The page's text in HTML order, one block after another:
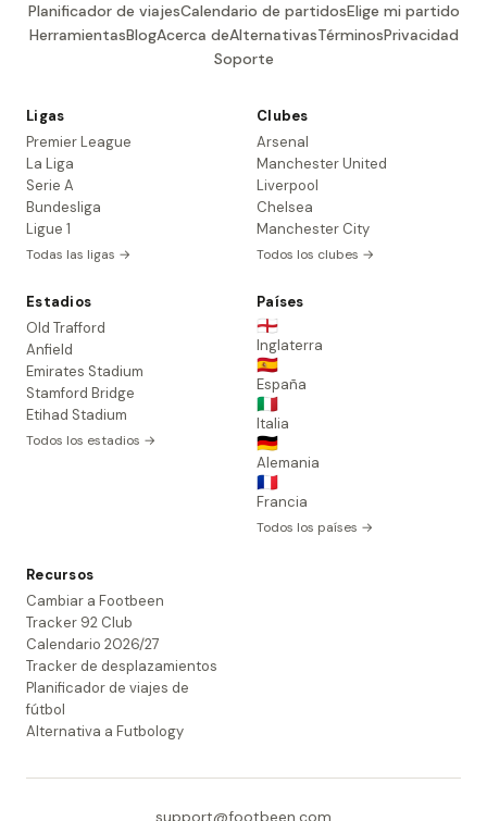
Planificador de viajesCalendario de partidosElige mi partido
HerramientasBlogAcerca deAlternativasTérminosPrivacidad
Soporte
Ligas
Premier League
La Liga
Serie A
Bundesliga
Ligue 1
Todas las ligas →
Clubes
Arsenal
Manchester United
Liverpool
Chelsea
Manchester City
Todos los clubes →
Estadios
Old Trafford
Anfield
Emirates Stadium
Stamford Bridge
Etihad Stadium
Todos los estadios →
Países
🏴󠁧󠁢󠁥󠁮󠁧󠁿
Inglaterra
🇪🇸
España
🇮🇹
Italia
🇩🇪
Alemania
🇫🇷
Francia
Todos los países →
Recursos
Cambiar a Footbeen
Tracker 92 Club
Calendario 2026/27
Tracker de desplazamientos
Planificador de viajes de
fútbol
Alternativa a Futbology
support@footbeen.com